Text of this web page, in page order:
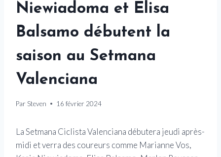
Niewiadoma et Elisa
Balsamo débutent la
saison au Setmana
Valenciana
Par Steven 16 février 2024
La Setmana Ciclista Valenciana débutera jeudi après-
midi et verra des coureurs comme Marianne Vos,